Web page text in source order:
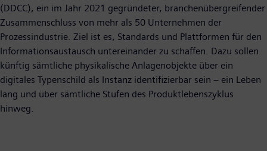
(DDCC), ein im Jahr 2021 gegründeter, branchenübergreifender
Zusammenschluss von mehr als 50 Unternehmen der
Prozessindustrie. Ziel ist es, Standards und Plattformen für den
Informationsaustausch untereinander zu schaffen. Dazu sollen
künftig sämtliche physikalische Anlagenobjekte über ein
digitales Typenschild als Instanz identifizierbar sein – ein Leben
lang und über sämtliche Stufen des Produktlebenszyklus
hinweg.